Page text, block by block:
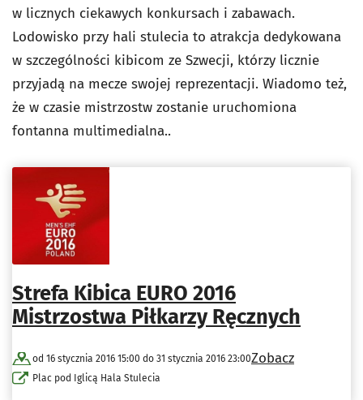
w licznych ciekawych konkursach i zabawach.
Lodowisko przy hali stulecia to atrakcja dedykowana
w szczególności kibicom ze Szwecji, którzy licznie
przyjadą na mecze swojej reprezentacji. Wiadomo też,
że w czasie mistrzostw zostanie uruchomiona
fontanna multimedialna..
Strefa Kibica EURO 2016
Mistrzostwa Piłkarzy Ręcznych
od 16 stycznia 2016 15:00 do 31 stycznia 2016 23:00
Plac pod Iglicą Hala Stulecia
Zobacz